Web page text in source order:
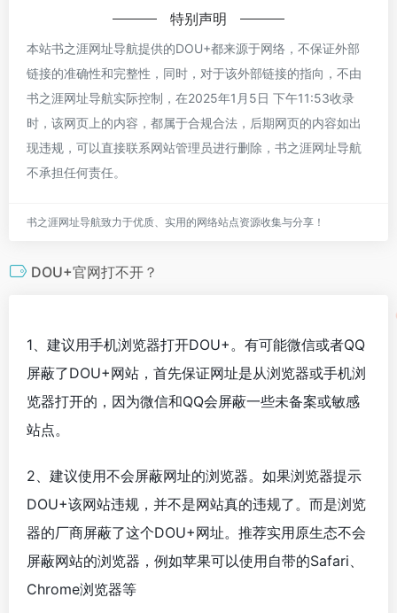
特别声明
本站书之涯网址导航提供的DOU+都来源于网络，不保证外部
链接的准确性和完整性，同时，对于该外部链接的指向，不由
书之涯网址导航实际控制，在2025年1月5日 下午11:53收录
时，该网页上的内容，都属于合规合法，后期网页的内容如出
现违规，可以直接联系网站管理员进行删除，书之涯网址导航
不承担任何责任。
书之涯网址导航致力于优质、实用的网络站点资源收集与分享！
DOU+官网打不开？
1、建议用手机浏览器打开DOU+。有可能微信或者QQ
屏蔽了DOU+网站，首先保证网址是从浏览器或手机浏
览器打开的，因为微信和QQ会屏蔽一些未备案或敏感
站点。
2、建议使用不会屏蔽网址的浏览器。如果浏览器提示
DOU+该网站违规，并不是网站真的违规了。而是浏览
器的厂商屏蔽了这个DOU+网址。推荐实用原生态不会
屏蔽网站的浏览器，例如苹果可以使用自带的Safari、
Chrome浏览器等